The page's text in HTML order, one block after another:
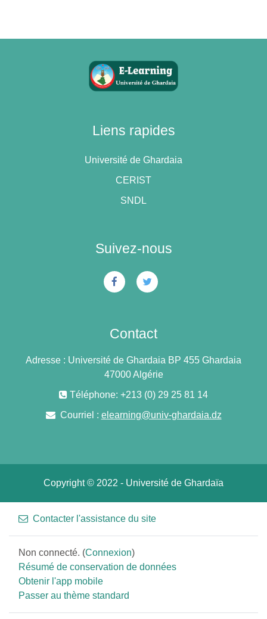
Liens rapides
Université de Ghardaia
CERIST
SNDL
Suivez-nous
Contact
Adresse : Université de Ghardaia BP 455 Ghardaia
47000 Algérie
Téléphone: +213 (0) 29 25 81 14
Courriel : elearning@univ-ghardaia.dz
Copyright © 2022 - Université de Ghardaïa
Contacter l'assistance du site
Non connecté. (Connexion)
Résumé de conservation de données
Obtenir l'app mobile
Passer au thème standard